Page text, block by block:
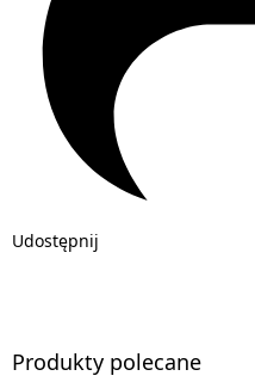
Udostępnij
Produkty polecane